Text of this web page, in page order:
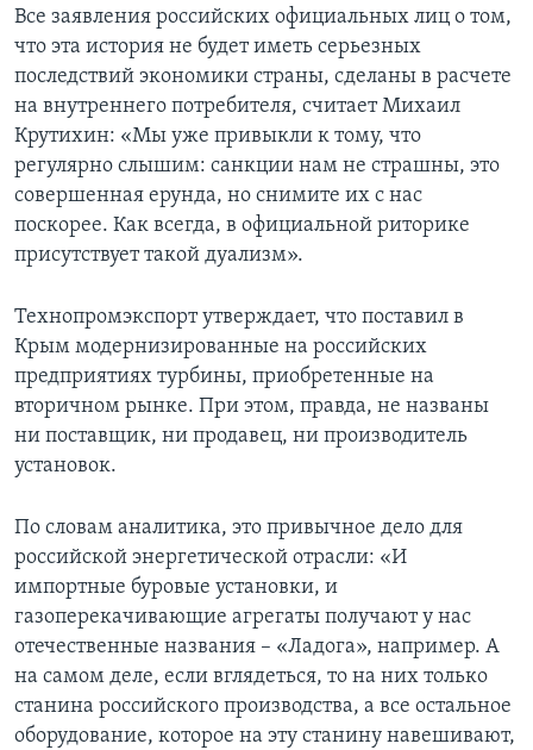
Все заявления российских официальных лиц о том,
что эта история не будет иметь серьезных
последствий экономики страны, сделаны в расчете
на внутреннего потребителя, считает Михаил
Крутихин: «Мы уже привыкли к тому, что
регулярно слышим: санкции нам не страшны, это
совершенная ерунда, но снимите их с нас
поскорее. Как всегда, в официальной риторике
присутствует такой дуализм».
Технопромэкспорт утверждает, что поставил в
Крым модернизированные на российских
предприятиях турбины, приобретенные на
вторичном рынке. При этом, правда, не названы
ни поставщик, ни продавец, ни производитель
установок.
По словам аналитика, это привычное дело для
российской энергетической отрасли: «И
импортные буровые установки, и
газоперекачивающие агрегаты получают у нас
отечественные названия – «Ладога», например. А
на самом деле, если вглядеться, то на них только
станина российского производства, а все остальное
оборудование, которое на эту станину навешивают,